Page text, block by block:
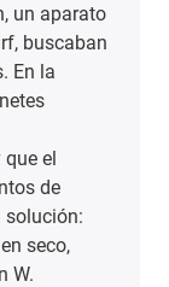
un aparato
buscaban
En la
el
de
solución:
seco,
W.